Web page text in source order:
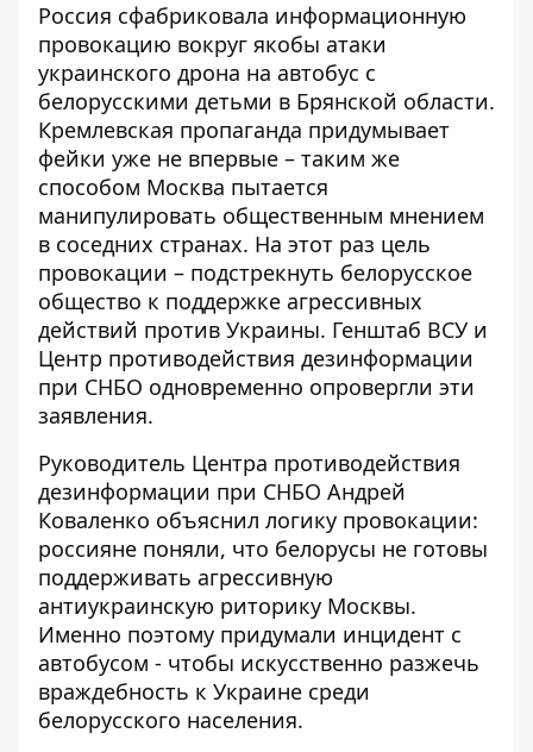
Россия сфабриковала информационную
провокацию вокруг якобы атаки
украинского дрона на автобус с
белорусскими детьми в Брянской области.
Кремлевская пропаганда придумывает
фейки уже не впервые – таким же
способом Москва пытается
манипулировать общественным мнением
в соседних странах. На этот раз цель
провокации – подстрекнуть белорусское
общество к поддержке агрессивных
действий против Украины. Генштаб ВСУ и
Центр противодействия дезинформации
при СНБО одновременно опровергли эти
заявления.
Руководитель Центра противодействия
дезинформации при СНБО Андрей
Коваленко объяснил логику провокации:
россияне поняли, что белорусы не готовы
поддерживать агрессивную
антиукраинскую риторику Москвы.
Именно поэтому придумали инцидент с
автобусом - чтобы искусственно разжечь
враждебность к Украине среди
белорусского населения.